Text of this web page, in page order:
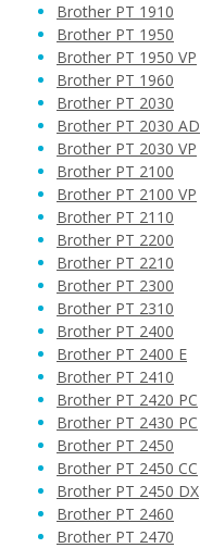
Brother PT 1910
Brother PT 1950
Brother PT 1950 VP
Brother PT 1960
Brother PT 2030
Brother PT 2030 AD
Brother PT 2030 VP
Brother PT 2100
Brother PT 2100 VP
Brother PT 2110
Brother PT 2200
Brother PT 2210
Brother PT 2300
Brother PT 2310
Brother PT 2400
Brother PT 2400 E
Brother PT 2410
Brother PT 2420 PC
Brother PT 2430 PC
Brother PT 2450
Brother PT 2450 CC
Brother PT 2450 DX
Brother PT 2460
Brother PT 2470